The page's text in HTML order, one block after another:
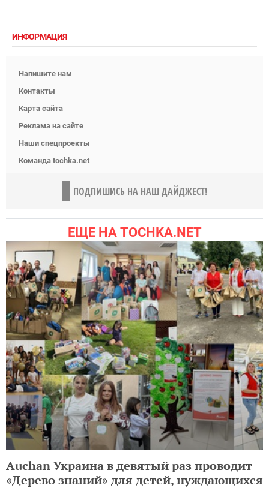
ИНФОРМАЦИЯ
Напишите нам
Контакты
Карта сайта
Реклама на сайте
Наши спецпроекты
Команда tochka.net
ПОДПИШИСЬ НА НАШ ДАЙДЖЕСТ!
ЕЩЕ НА TOCHKA.NET
Auchan Украина в девятый раз проводит
«Дерево знаний» для детей, нуждающихся